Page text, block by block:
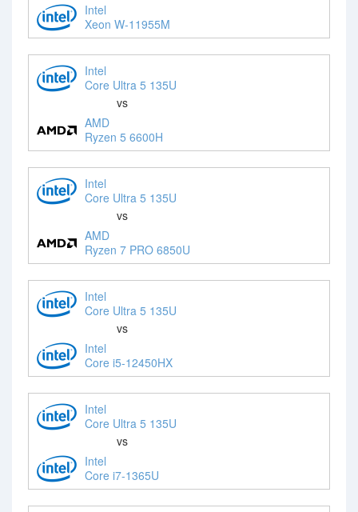
Intel
Xeon W-11955M
Intel
Core Ultra 5 135U
vs
AMD
Ryzen 5 6600H
Intel
Core Ultra 5 135U
vs
AMD
Ryzen 7 PRO 6850U
Intel
Core Ultra 5 135U
vs
Intel
Core i5-12450HX
Intel
Core Ultra 5 135U
vs
Intel
Core i7-1365U